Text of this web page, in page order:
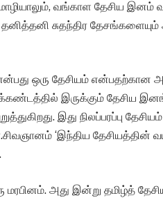
வங்காள தேசிய
சுதந்திர
ஒரு தேசியம் என்பதற்கான
இருக்கும் தேசிய
இது நிலப்பரப்பு
‘இந்திய தேசியத்தின்
மரபினம். அது இன்று தமிழ்த்